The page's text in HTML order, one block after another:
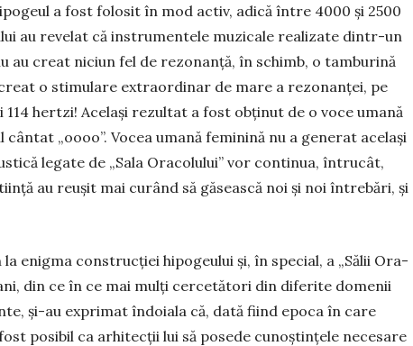
a fost folosit în mod activ, adică între 4000 şi 2500
au revelat că instrumentele muzicale realizate dintr-un
au creat niciun fel de rezonanță, în schimb, o tam­burină
o stimulare extraordinar de mare a rezonanţei, pe
hertzi! Acelaşi rezultat a fost obţinut de o voce umană
„oooo”. Vocea umană feminină nu a generat acelaşi
legate de „Sala Oracolului” vor con­tinua, întrucât,
au reuşit mai curând să găsească noi şi noi întrebări, şi
enigma cons­trucţiei hipogeului şi, în special, a „Sălii Ora­
din ce în ce mai mulţi cercetători din diferite domenii
şi-au exprimat îndoiala că, dată fiind epoca în care
posibil ca arhitecţii lui să posede cunoştinţele necesare